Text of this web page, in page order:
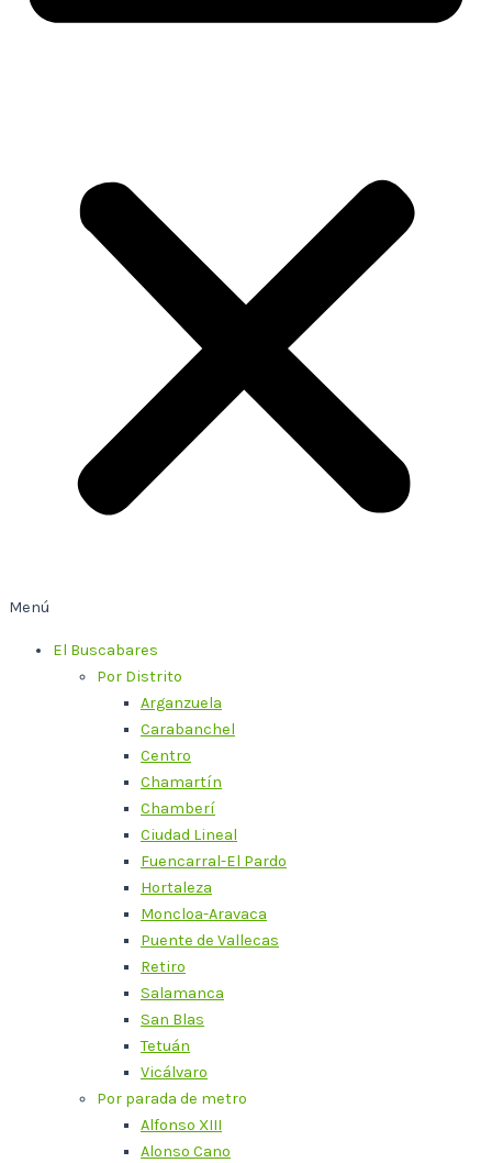
Menú
El Buscabares
Por Distrito
Arganzuela
Carabanchel
Centro
Chamartín
Chamberí
Ciudad Lineal
Fuencarral-El Pardo
Hortaleza
Moncloa-Aravaca
Puente de Vallecas
Retiro
Salamanca
San Blas
Tetuán
Vicálvaro
Por parada de metro
Alfonso XIII
Alonso Cano